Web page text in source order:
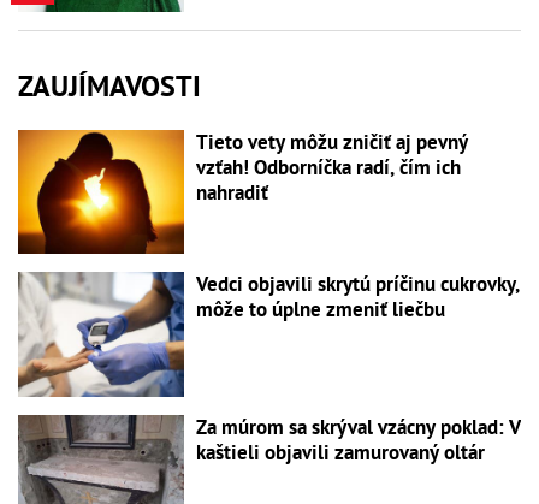
ZAUJÍMAVOSTI
Tieto vety môžu zničiť aj pevný
vzťah! Odborníčka radí, čím ich
nahradiť
Vedci objavili skrytú príčinu cukrovky,
môže to úplne zmeniť liečbu
Za múrom sa skrýval vzácny poklad: V
kaštieli objavili zamurovaný oltár